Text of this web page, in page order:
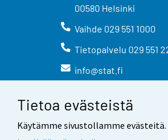
Tietoa evästeistä
Käytämme sivustollamme
00580 Helsinki
Vaihde 029 551 1000
Tietopalvelu 029 551
info@stat.fi